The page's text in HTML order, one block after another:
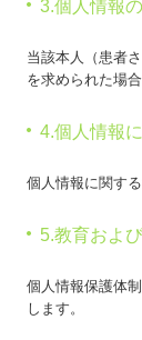
3.個人情報
当該本人（患者
を求められた場
4.個人情報
個人情報に関す
5.教育およ
個人情報保護体
します。